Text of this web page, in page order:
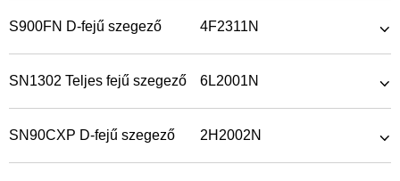
S900FN D-fejű szegező 4F2311N
SN1302 Teljes fejű szegező 6L2001N
SN90CXP D-fejű szegező 2H2002N